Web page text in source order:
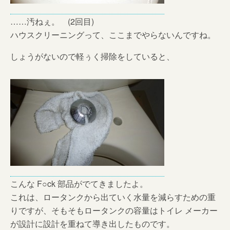
……汚ねぇ。 (2回目)
ハウスクリーニングって、ここまでやらないんですね。
しょうがないので軽ぅく掃除をしていると、
こんな F○ck 部品がでてきましたよ。
これは、ロータンクから出ていく水量を減らすための重
りですが、そもそもロータンクの容量はトイレ メーカー
が設計に設計を重ねて導き出したものです。